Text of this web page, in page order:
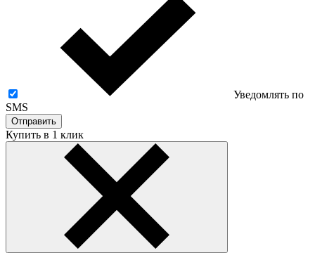
Уведомлять по
SMS
Отправить
Купить в 1 клик